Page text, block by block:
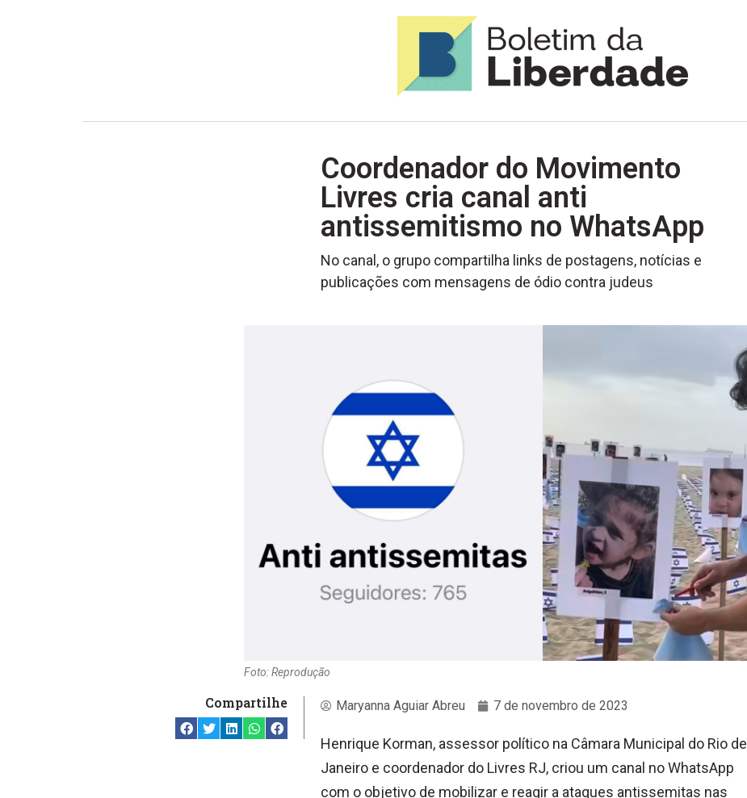
Coordenador do Movimento
Livres cria canal anti
antissemitismo no WhatsApp
No canal, o grupo compartilha links de postagens, notícias e
publicações com mensagens de ódio contra judeus
Foto: Reprodução
Compartilhe Maryanna Aguiar Abreu 7 de novembro de 2023
Henrique Korman, assessor político na Câmara Municipal do Rio de
Janeiro e coordenador do Livres RJ, criou um canal no WhatsApp
com o objetivo de mobilizar e reagir a ataques antissemitas nas